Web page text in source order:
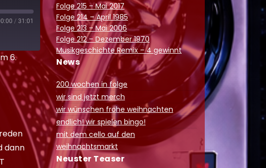
/ 31:01
6.
dann
Folge 215 – Mai 2017
Folge 214 – April 1985
Folge 213 – Mai 2006
Folge 212 – Dezember 1970
Musikgeschichte Remix – 4 gewinnt
News
200 wochen in folge
wir sind jetzt merch
wir wünschen frohe weihnachten
endlich! wir spielen bingo!
mit dem cello auf den
weihnachtsmarkt
Neuster Teaser